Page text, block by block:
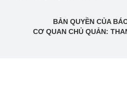
BẢN QUYỀN CỦA
CƠ QUAN CHỦ QUẢN: